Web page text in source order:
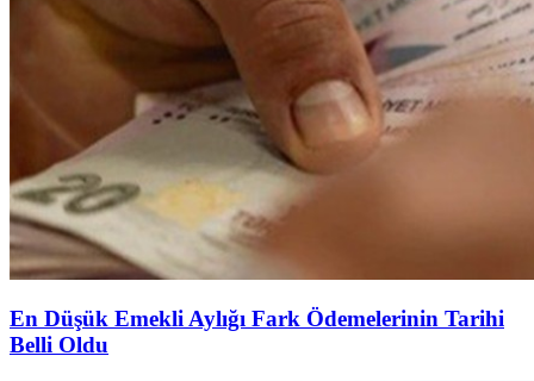
En Düşük Emekli Aylığı Fark Ödemelerinin Tarihi
Belli Oldu